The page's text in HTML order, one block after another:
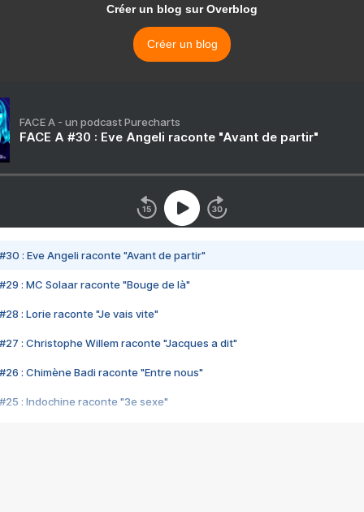
Créer un blog sur Overblog
Créer un blog
FACE A - un podcast Purecharts
FACE A #30 : Eve Angeli raconte "Avant de partir"
#30 : Eve Angeli raconte "Avant de partir"
#29 : MC Solaar raconte "Bouge de là"
#28 : Lorie raconte "Je vais vite"
#27 : Christophe Willem raconte "Jacques a dit"
#26 : Chimène Badi raconte "Entre nous"
#25 : Indochine raconte "3e sexe"